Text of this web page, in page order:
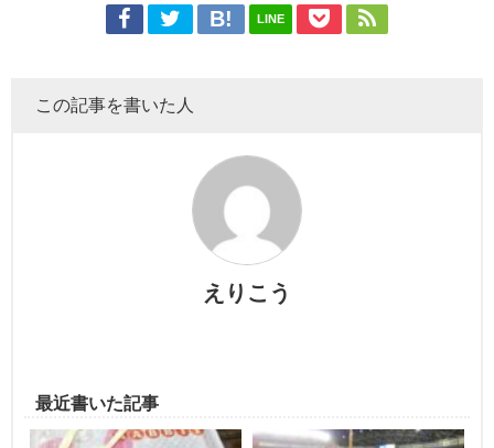
LINE
この記事を書いた人
えりこう
最近書いた記事